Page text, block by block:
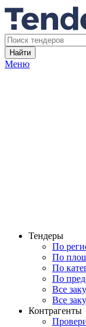
Найти
Меню
Тендеры
По
По
По
По
Все
Все
Контрагенты